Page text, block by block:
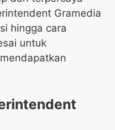
Gramedia
hingga cara
untuk